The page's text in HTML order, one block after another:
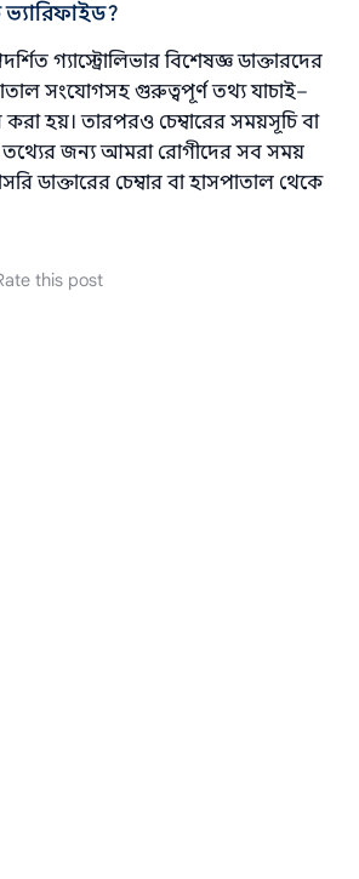
ভ্যারিফাইড?
গ্যাস্ট্রোলিভার বিশেষজ্ঞ ডাক্তারদের
সংযোগসহ গুরুত্বপূর্ণ তথ্য যাচাই–
করা হয়। তারপরও চেম্বারের সময়সূচি বা
তথ্যের জন্য আমরা রোগীদের সব সময়
ডাক্তারের চেম্বার বা হাসপাতাল থেকে
this post